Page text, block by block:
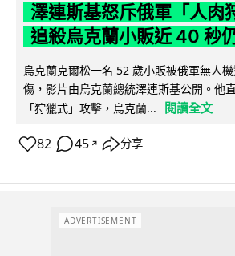
澤連斯基怒斥俄軍「人肉
追殺烏克蘭小販近 40 秒
烏克蘭克爾松一名 52 歲小販被俄軍無人
傷，影片由烏克蘭總統澤連斯基公開。他
「狩獵式」攻擊，烏克蘭...
閱讀全文
82 45 ↗ 分享
ADVERTISEMENT